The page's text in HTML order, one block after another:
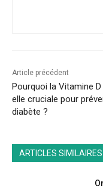
Article précédent
Pourquoi la Vitamine
elle cruciale pour
diabète ?
ARTICLES SIMILAIRES